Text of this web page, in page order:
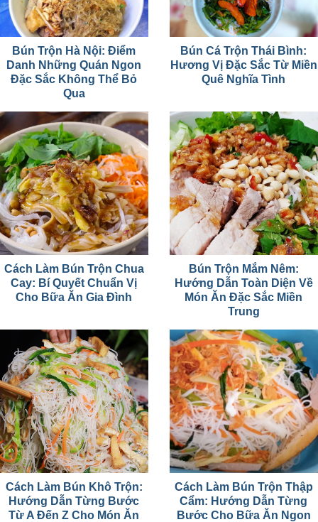
Bún Trộn Hà Nội: Điểm
Danh Những Quán Ngon
Đặc Sắc Không Thể Bỏ
Qua
Bún Cá Trộn Thái Bình:
Hương Vị Đặc Sắc Từ Miền
Quê Nghĩa Tình
Cách Làm Bún Trộn Chua
Cay: Bí Quyết Chuẩn Vị
Cho Bữa Ăn Gia Đình
Bún Trộn Mắm Nêm:
Hướng Dẫn Toàn Diện Về
Món Ăn Đặc Sắc Miền
Trung
Cách Làm Bún Khô Trộn:
Hướng Dẫn Từng Bước
Từ A Đến Z Cho Món Ăn
Cách Làm Bún Trộn Thập
Cẩm: Hướng Dẫn Từng
Bước Cho Bữa Ăn Ngon